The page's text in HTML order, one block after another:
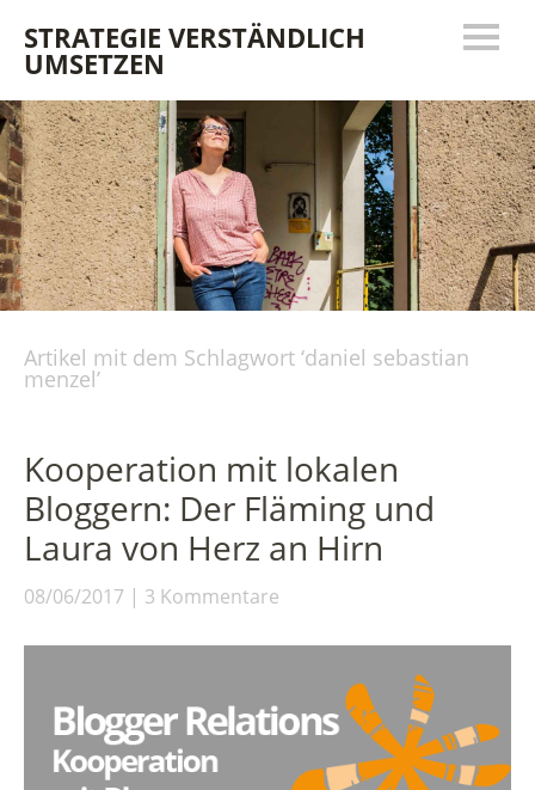
STRATEGIE VERSTÄNDLICH
UMSETZEN
Artikel mit dem Schlagwort ‘daniel sebastian
menzel’
Kooperation mit lokalen
Bloggern: Der Fläming und
Laura von Herz an Hirn
08/06/2017 3 Kommentare